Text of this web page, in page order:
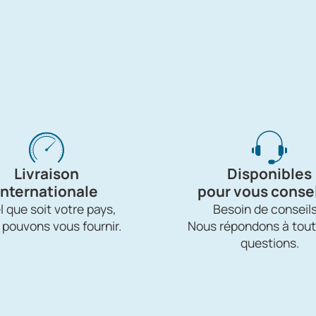
Livraison
que soit votre pays,
vous fournir.
Disponibles
pour vous
Besoin de
Nous répondons à
questions.